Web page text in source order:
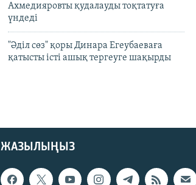
Ахмедияровты қудалауды тоқтатуға
үндеді
"Әділ сөз" қоры Динара Егеубаеваға
қатысты істі ашық тергеуге шақырды
ЖАЗЫЛЫҢЫЗ